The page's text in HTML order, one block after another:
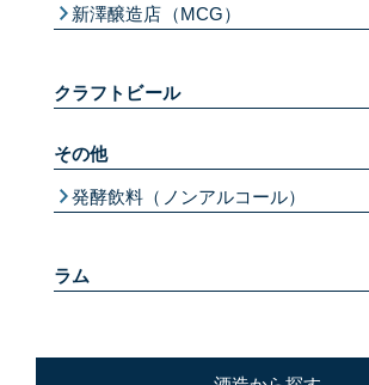
新澤醸造店（MCG）
クラフトビール
その他
発酵飲料（ノンアルコール）
ラム